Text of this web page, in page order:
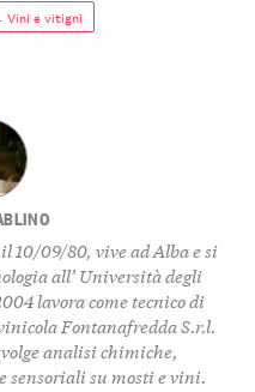
Vini e vitigni
10/09/80, vive ad Alba e si
all’ Università degli
lavora come tecnico di
Fontanafredda S.r.l.
analisi chimiche,
sensoriali su mosti e vini.